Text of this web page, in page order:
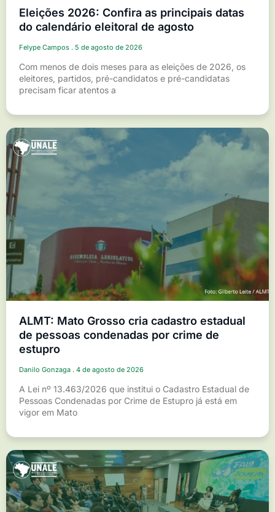
Eleições 2026: Confira as principais datas
do calendário eleitoral de agosto
Felype Campos 5 de agosto de 2026
Com menos de dois meses para as eleições de 2026, os
eleitores, partidos, pré-candidatos e pré-candidatas
precisam ficar atentos a
ALMT: Mato Grosso cria cadastro estadual
de pessoas condenadas por crime de
estupro
Danilo Gonzaga 4 de agosto de 2026
A Lei nº 13.463/2026 que institui o Cadastro Estadual de
Pessoas Condenadas por Crime de Estupro já está em
vigor em Mato